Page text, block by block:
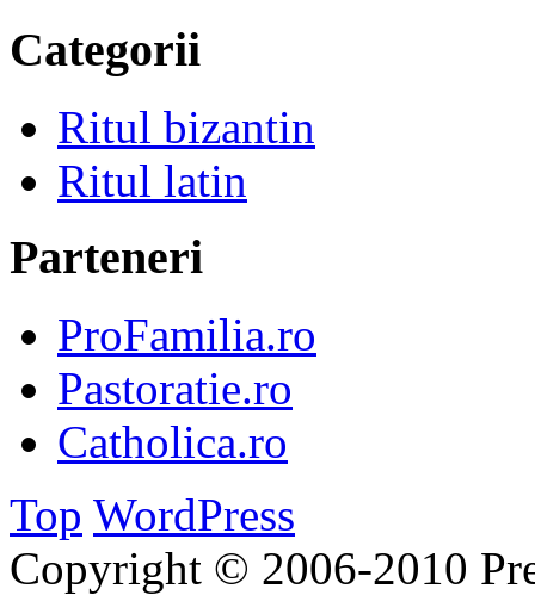
Categorii
Ritul bizantin
Ritul latin
Parteneri
ProFamilia.ro
Pastoratie.ro
Catholica.ro
Top WordPress
Copyright © 2006-2010